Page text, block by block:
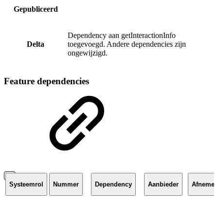
Gepubliceerd
Delta
Dependency aan getInteractionInfo
toegevoegd. Andere dependencies zijn
ongewijzigd.
Feature dependencies
Systeemrol Nummer Dependency Aanbieder Afnemer